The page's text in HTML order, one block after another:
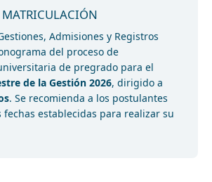
MATRICULACIÓN
Admisiones y Registros
del proceso de
de pregrado para el
de la Gestión 2026, dirigido a
. Se recomienda a los postulantes
establecidas para realizar su